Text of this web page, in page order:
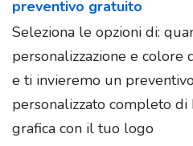
preventivo gratuito
Seleziona le opzioni di:
personalizzazione e colore
e ti invieremo un
personalizzato completo di
grafica con il tuo logo